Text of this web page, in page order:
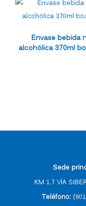
Envase bebida
alcohólica 370ml
Sede
KM 1.7 VÍA
Teléfono: